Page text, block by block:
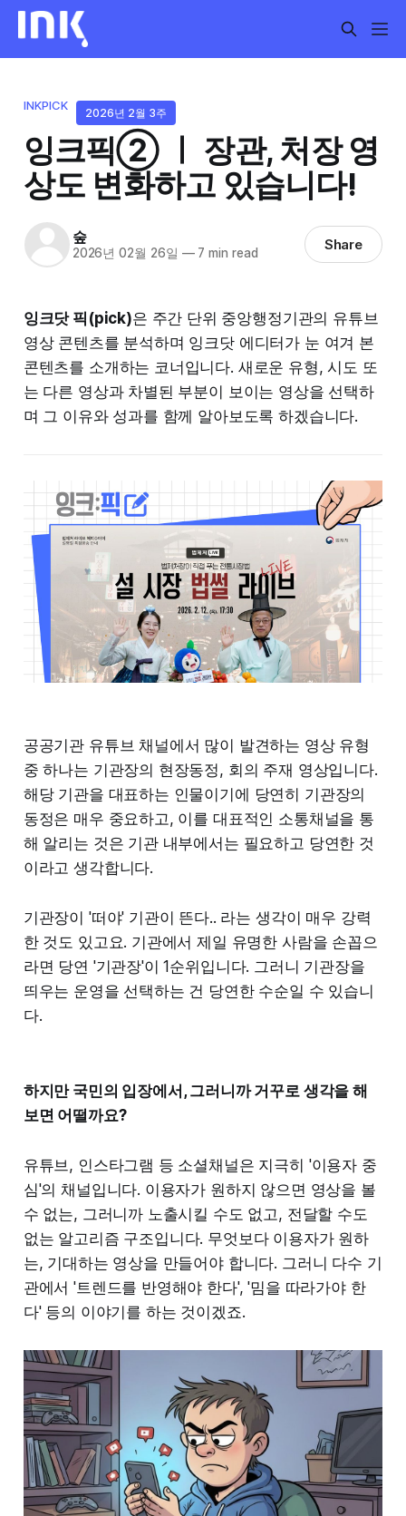
INKPICK
2026년 2월 3주
잉크픽② ㅣ 장관, 처장 영
상도 변화하고 있습니다!
숲
2026년 02월 26일 —7 min read Share
잉크닷 픽(pick)은 주간 단위 중앙행정기관의 유튜브
영상 콘텐츠를 분석하며 잉크닷 에디터가 눈 여겨 본
콘텐츠를 소개하는 코너입니다. 새로운 유형, 시도 또
는 다른 영상과 차별된 부분이 보이는 영상을 선택하
며 그 이유와 성과를 함께 알아보도록 하겠습니다.
공공기관 유튜브 채널에서 많이 발견하는 영상 유형
중 하나는 기관장의 현장동정, 회의 주재 영상입니다.
해당 기관을 대표하는 인물이기에 당연히 기관장의
동정은 매우 중요하고, 이를 대표적인 소통채널을 통
해 알리는 것은 기관 내부에서는 필요하고 당연한 것
이라고 생각합니다.
기관장이 '떠야' 기관이 뜬다.. 라는 생각이 매우 강력
한 것도 있고요. 기관에서 제일 유명한 사람을 손꼽으
라면 당연 '기관장'이 1순위입니다. 그러니 기관장을
띄우는 운영을 선택하는 건 당연한 수순일 수 있습니
다.
하지만 국민의 입장에서, 그러니까 거꾸로 생각을 해
보면 어떨까요?
유튜브, 인스타그램 등 소셜채널은 지극히 '이용자 중
심'의 채널입니다. 이용자가 원하지 않으면 영상을 볼
수 없는, 그러니까 노출시킬 수도 없고, 전달할 수도
없는 알고리즘 구조입니다. 무엇보다 이용자가 원하
는, 기대하는 영상을 만들어야 합니다. 그러니 다수 기
관에서 '트렌드를 반영해야 한다', '밈을 따라가야 한
다' 등의 이야기를 하는 것이겠죠.